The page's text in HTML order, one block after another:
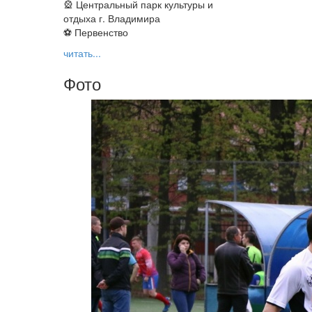
🎡 Центральный парк культуры и
отдыха г. Владимира
⚽ Первенство
читать...
Фото